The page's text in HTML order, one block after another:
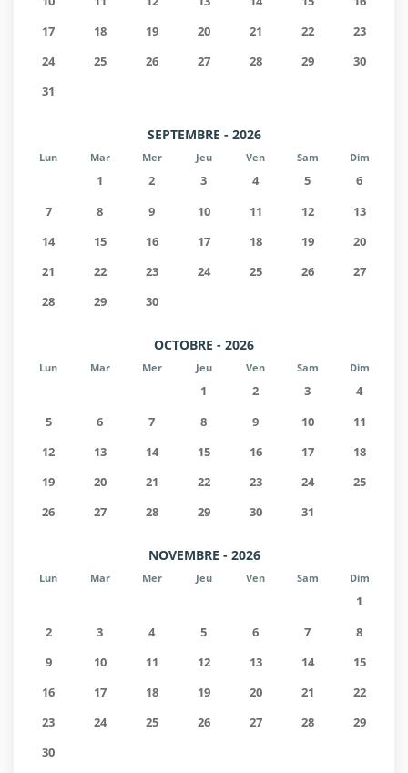
17
18 19 20 21 22
23
24
25 26 27 28 29
30
31
SEPTEMBRE - 2026
Lun Mar Mer Jeu Ven Sam Dim
1 2 3 4 5
6
7
8 9 10 11 12
13
14
15 16 17 18 19
20
21
22 23 24 25 26
27
28
29 30
OCTOBRE - 2026
Lun Mar Mer Jeu Ven Sam Dim
1 2 3
4
5
6 7 8 9 10
11
12
13 14 15 16 17
18
19
20 21 22 23 24
25
26
27 28 29 30 31
NOVEMBRE - 2026
Lun Mar Mer Jeu Ven Sam Dim
1
2
3 4 5 6 7
8
9
10 11 12 13 14
15
16
17 18 19 20 21
22
23
24 25 26 27 28
29
30